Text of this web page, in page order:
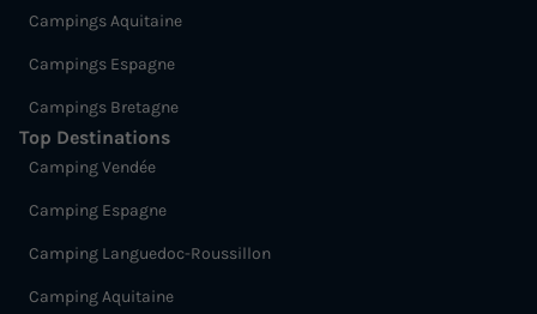
Campings Aquitaine
Campings Espagne
Campings Bretagne
Top Destinations
Camping Vendée
Camping Espagne
Camping Languedoc-Roussillon
Camping Aquitaine